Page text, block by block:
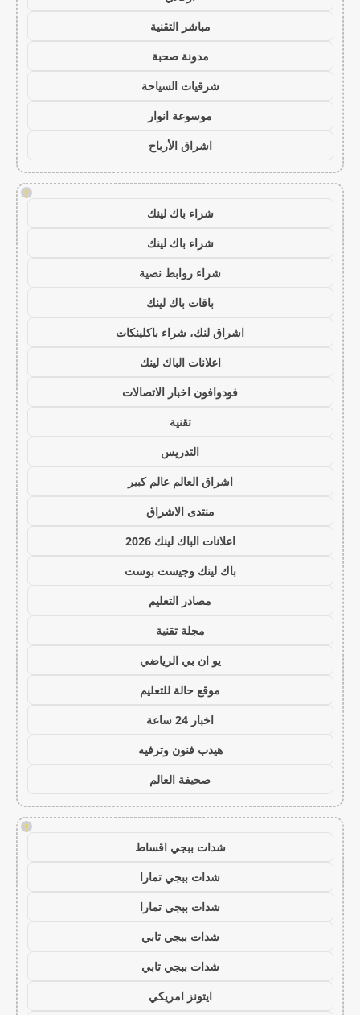
مباشر التقنية
مدونة صحبة
شرقيات السياحة
موسوعة انوار
اشراق الأرباح
!
شراء باك لينك
شراء باك لينك
شراء روابط نصية
باقات باك لينك
اشراق لنك، شراء باكلينكات
اعلانات الباك لينك
فودوافون اخبار الاتصالات
تقنية
التدريس
اشراق العالم عالم كبير
منتدى الاشراق
اعلانات الباك لينك 2026
باك لينك وجيست بوست
مصادر التعليم
مجلة تقنية
يو ان بي الرياضي
موقع حالة للتعليم
اخبار 24 ساعة
هيدب فنون وترفيه
صحيفة العالم
!
شدات ببجي اقساط
شدات ببجي تمارا
شدات ببجي تمارا
شدات ببجي تابي
شدات ببجي تابي
ايتونز امريكي